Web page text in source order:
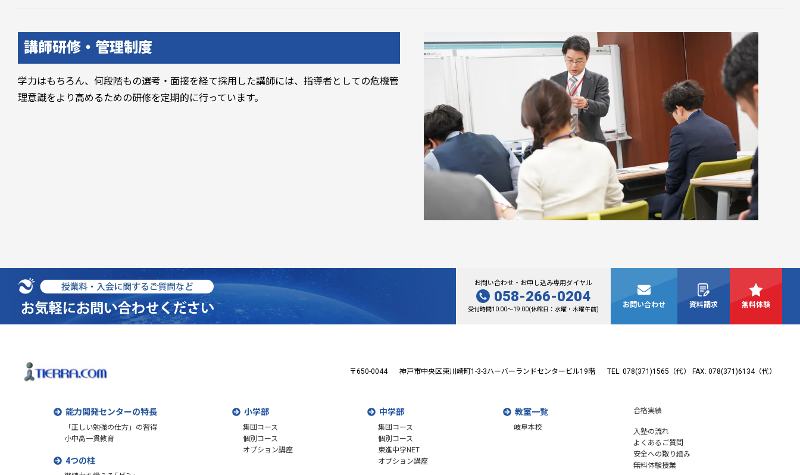
講師研修・管理制度
学力はもちろん、何段階もの選考・面接を経て採用した講師には、指導者としての危機管
理意識をより高めるための研修を定期的に行っています。
お問い合わせ・お申し込み専用ダイヤル
058-266-0204
受付時間10:00～19:00(休館日：水曜・木曜午前)
お問い合わせ 資料請求 無料体験
〒650-0044 神戸市中央区東川崎町1-3-3ハーバーランドセンタービル19階 TEL: 078(371)1565（代） FAX: 078(371)6134（代）
能力開発センターの特長
「正しい勉強の仕方」の習得
小中高一貫教育
4つの柱
小学部
集団コース
個別コース
オプション講座
中学部
集団コース
個別コース
東進中学NET
オプション講座
教室一覧
岐阜本校
合格実績
入塾の流れ
よくあるご質問
安全への取り組み
無料体験授業